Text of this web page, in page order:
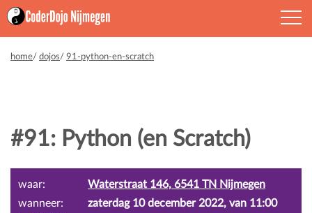
home/ dojos/ 91-python-en-scratch
#91: Python (en Scratch)
waar:
Waterstraat 146, 6541 TN Nijmegen
wanneer:
zaterdag 10 december 2022, van 11:00